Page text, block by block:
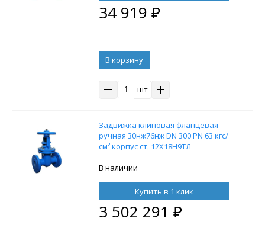
34 919 ₽
В корзину
шт
Задвижка клиновая фланцевая
ручная 30нж76нж DN 300 PN 63 кгс/
см² корпус ст. 12Х18Н9ТЛ
В наличии
Купить в 1 клик
3 502 291 ₽